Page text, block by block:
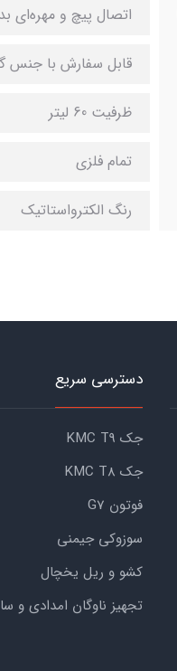
اتصال پیچ و مهره‌ای
قابل سفارش با جنس
ظرفیت 60 لیتر
تمام فلزی
رنگ الکترواستاتیک
دسترسی سریع
جک KMC T9
جک KMC T8
فوتون G7
سوزوکی جیمنی
کشو و ریل یخچال
تجهیز ناوگان امدادی و